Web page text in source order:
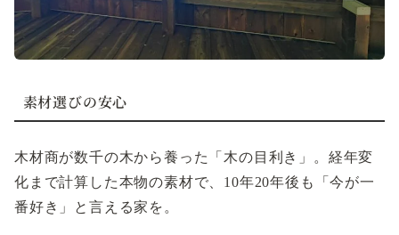
素材選びの安心
木材商が数千の木から養った「木の目利き」。経年変
化まで計算した本物の素材で、10年20年後も「今が一
番好き」と言える家を。